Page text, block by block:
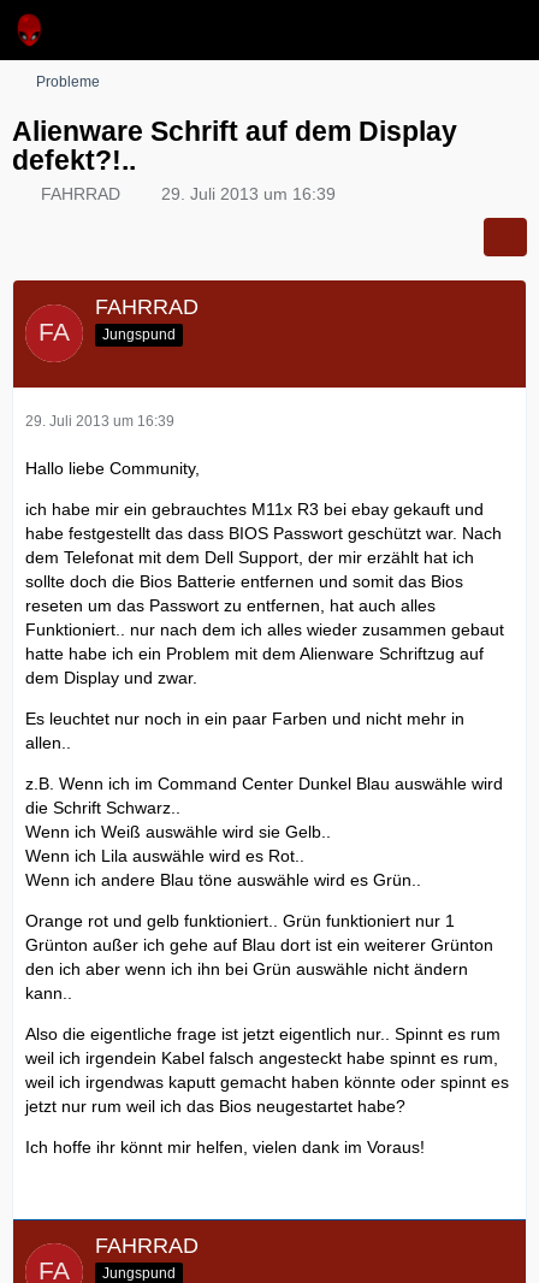
Probleme
Alienware Schrift auf dem Display
defekt?!..
FAHRRAD 29. Juli 2013 um 16:39
FAHRRAD
Jungspund
29. Juli 2013 um 16:39
Hallo liebe Community,
ich habe mir ein gebrauchtes M11x R3 bei ebay gekauft und
habe festgestellt das dass BIOS Passwort geschützt war. Nach
dem Telefonat mit dem Dell Support, der mir erzählt hat ich
sollte doch die Bios Batterie entfernen und somit das Bios
reseten um das Passwort zu entfernen, hat auch alles
Funktioniert.. nur nach dem ich alles wieder zusammen gebaut
hatte habe ich ein Problem mit dem Alienware Schriftzug auf
dem Display und zwar.
Es leuchtet nur noch in ein paar Farben und nicht mehr in
allen..
z.B. Wenn ich im Command Center Dunkel Blau auswähle wird
die Schrift Schwarz..
Wenn ich Weiß auswähle wird sie Gelb..
Wenn ich Lila auswähle wird es Rot..
Wenn ich andere Blau töne auswähle wird es Grün..
Orange rot und gelb funktioniert.. Grün funktioniert nur 1
Grünton außer ich gehe auf Blau dort ist ein weiterer Grünton
den ich aber wenn ich ihn bei Grün auswähle nicht ändern
kann..
Also die eigentliche frage ist jetzt eigentlich nur.. Spinnt es rum
weil ich irgendein Kabel falsch angesteckt habe spinnt es rum,
weil ich irgendwas kaputt gemacht haben könnte oder spinnt es
jetzt nur rum weil ich das Bios neugestartet habe?
Ich hoffe ihr könnt mir helfen, vielen dank im Voraus!
FAHRRAD
Jungspund